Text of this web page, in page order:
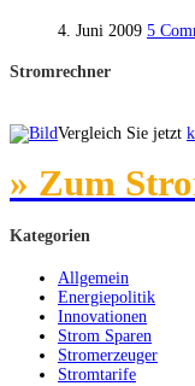
4. Juni 2009 5
Stromrechner
Vergleich Sie jetzt
» Zum
Kategorien
Allgemein
Energiepolitik
Innovationen
Strom Sparen
Stromerzeuger
Stromtarife